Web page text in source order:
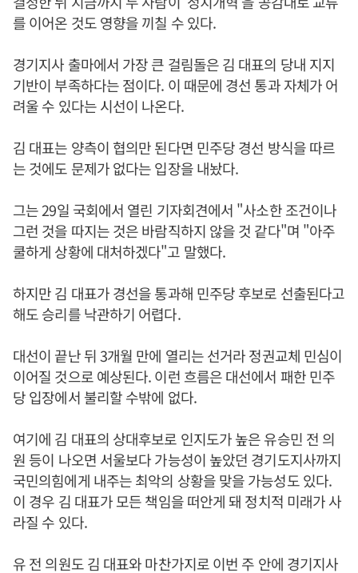
를 이어온 것도 영향을 끼칠 수 있다.
경기지사 출마에서 가장 큰 걸림돌은 김 대표의 당내 지지
기반이 부족하다는 점이다. 이 때문에 경선 통과 자체가 어
려울 수 있다는 시선이 나온다.
김 대표는 양측이 협의만 된다면 민주당 경선 방식을 따르
는 것에도 문제가 없다는 입장을 내놨다.
그는 29일 국회에서 열린 기자회견에서 "사소한 조건이나
그런 것을 따지는 것은 바람직하지 않을 것 같다"며 "아주
쿨하게 상황에 대처하겠다"고 말했다.
하지만 김 대표가 경선을 통과해 민주당 후보로 선출된다고
해도 승리를 낙관하기 어렵다.
대선이 끝난 뒤 3개월 만에 열리는 선거라 정권교체 민심이
이어질 것으로 예상된다. 이런 흐름은 대선에서 패한 민주
당 입장에서 불리할 수밖에 없다.
여기에 김 대표의 상대후보로 인지도가 높은 유승민 전 의
원 등이 나오면 서울보다 가능성이 높았던 경기도지사까지
국민의힘에게 내주는 최악의 상황을 맞을 가능성도 있다.
이 경우 김 대표가 모든 책임을 떠안게 돼 정치적 미래가 사
라질 수 있다.
유 전 의원도 김 대표와 마찬가지로 이번 주 안에 경기지사